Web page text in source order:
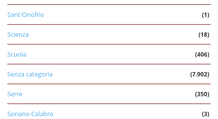
Sant'Onofrio (1)
Scienza (18)
Scuola (406)
Senza categoria (7.902)
Serre (350)
Soriano Calabro (3)